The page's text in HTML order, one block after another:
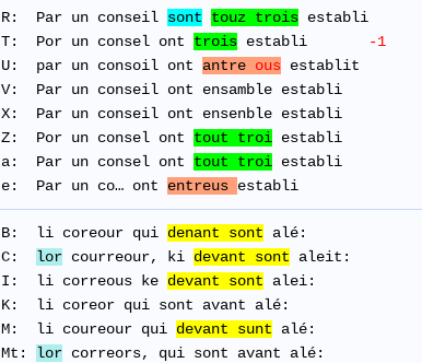
R: Par un conseil sont touz trois establi
​T: Por un consel ont trois establi
-1
U: par un consoil ont antre ous establit
V: Par un conseil ont ensamble establi
​X: Par un conseil ont ensenble establi
Z: Por un consel ont tout troi establi
a: Par un consel ont tout troi establi
e: Par un co… ont entreus establi
B: li coreour qui denant sont alé:
C: lor courreour, ki devant sont aleit:
I: li correous ke devant sont alei:
K: li coreor qui sont avant alé:
M: li coureour qui devant sunt alé:
Mt: lor correors, qui sont avant alé: